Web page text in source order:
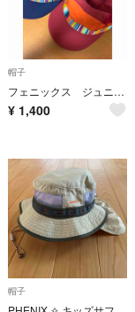
帽子
フェニックス ジュニアキャップ
¥ 1,400
帽子